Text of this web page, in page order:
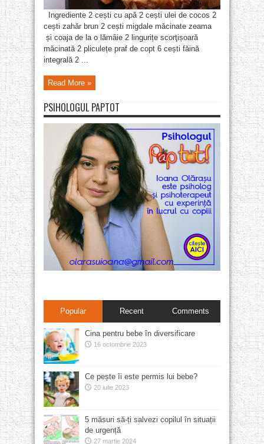
Ingrediente 2 cești cu apă 2 cești ulei de cocos 2
cești zahăr brun 2 cești migdale măcinate zeama
și coaja de la o lămâie 2 lingurițe scorţișoară
măcinată 2 pliculețe praf de copt 6 cești făină
integrală 2 ...
Read More »
PSIHOLOGUL PAPTOT
Popular Recent Comments
Cina pentru bebe în diversificare
16 octombrie 2023
Ce pește îi este permis lui bebe?
20 iulie 2023
5 măsuri să-ți salvezi copilul în situații
de urgență
27 martie 2024